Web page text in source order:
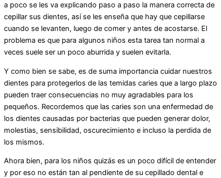
a poco se les va explicando paso a paso la manera correcta de
cepillar sus dientes, así se les enseña que hay que cepillarse
cuando se levanten, luego de comer y antes de acostarse. El
problema es que para algunos niños esta tarea tan normal a
veces suele ser un poco aburrida y suelen evitarla.
Y como bien se sabe, es de suma importancia cuidar nuestros
dientes para protegerlos de las temidas caries que a largo plazo
pueden traer consecuencias no muy agradables para los
pequeños. Recordemos que las caries son una enfermedad de
los dientes causadas por bacterias que pueden generar dolor,
molestias, sensibilidad, oscurecimiento e incluso la perdida de
los mismos.
Ahora bien, para los niños quizás es un poco difícil de entender
y por eso no están tan al pendiente de su cepillado dental e